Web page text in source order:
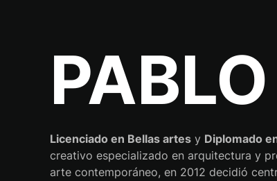
Licenciado en Bellas artes y Diplomado
creativo especializado en arquitectura y
arte contemporáneo, en 2012 decidió